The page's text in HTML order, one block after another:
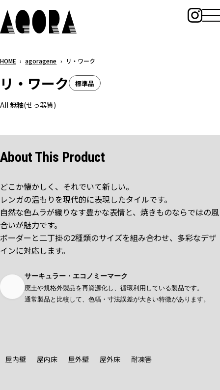
メ
イ
ン
ン
ツ
キ
プ
HOME › agoragene › リ・ワーク
リ・ワーク 標準品
AII 無釉(せっ器質)
About This Product
どこか懐かしく、それでいて新しい。
レンガの温もりを現代的に表現したタイルです。
自然な色ムラが織りなす豊かな表情と、焼きものならではの風
合いが魅力です。
ボーダーと二丁掛の2種類のサイズを組み合わせ、多彩なデザ
インに対応します。
サーキュラー・エコノミーマーク
廃土や規格外製品を再資源化し、循環利用している製品です。
通常製品と比較して、色幅・寸法誤差が大きい特徴があります。
屋内壁 屋内床 屋外壁 屋外床 耐凍害